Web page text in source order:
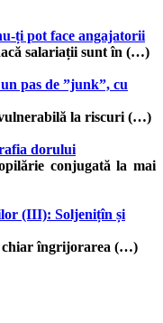
ți pot face angajatorii
salariații sunt în (…)
pas de ”junk”, cu
vulnerabilă la riscuri (…)
dorului
conjugată la mai
(III): Soljenițîn și
chiar îngrijorarea (…)